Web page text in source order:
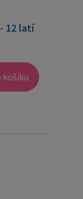
12 latí
košíku